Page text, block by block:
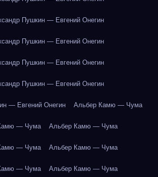
Пушкин — Евгений Онегин
Пушкин — Евгений Онегин
Пушкин — Евгений Онегин
Пушкин — Евгений Онегин
— Евгений Онегин Альбер Камю — Чума
— Чума Альбер Камю — Чума
— Чума Альбер Камю — Чума
— Чума Альбер Камю — Чума